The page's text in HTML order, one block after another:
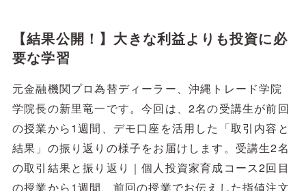
【結果公開！】大きな利益よりも投資に必
要な学習
元金融機関プロ為替ディーラー、沖縄トレード学院
学院長の新里竜一です。今回は、2名の受講生が前回
の授業から1週間、デモ口座を活用した「取引内容と
結果」の振り返りの様子をお届けします。受講生2名
の取引結果と振り返り｜個人投資家育成コース2回目
の授業から1週間、前回の授業でお伝えした指値注文